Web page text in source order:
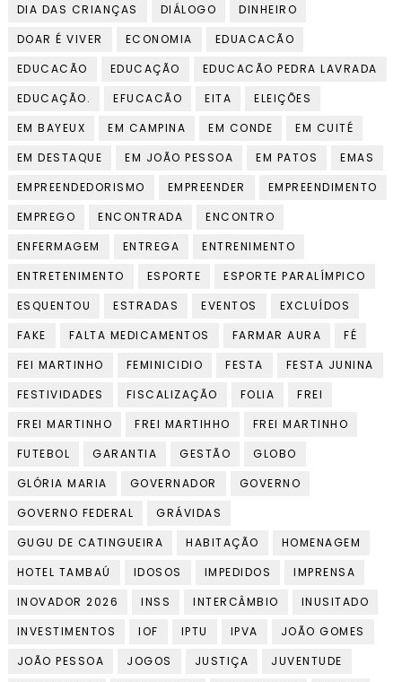
DIA DAS CRIANÇAS
DIÁLOGO
DINHEIRO
DOAR É VIVER
ECONOMIA
EDUACACÃO
EDUCACÃO
EDUCAÇÃO
EDUCACÃO PEDRA LAVRADA
EDUCAÇÃO.
EFUCACÃO EITA
ELEIÇÕES
EM BAYEUX
EM CAMPINA EM CONDE
EM CUITÉ
EM DESTAQUE
EM JOÃO PESSOA EM PATOS
EMAS
EMPREENDEDORISMO
EMPREENDER
EMPREENDIMENTO
EMPREGO
ENCONTRADA
ENCONTRO
ENFERMAGEM
ENTREGA
ENTRENIMENTO
ENTRETENIMENTO
ESPORTE
ESPORTE PARALÍMPICO
ESQUENTOU
ESTRADAS EVENTOS
EXCLUÍDOS
FAKE
FALTA MEDICAMENTOS FARMAR AURA
FÉ
FEI MARTINHO
FEMINICIDIO FESTA
FESTA JUNINA
FESTIVIDADES
FISCALIZAÇÃO FOLIA
FREI
FREI MARTINHO
FREI MARTIHHO
FREI MARTINHO
FUTEBOL
GARANTIA GESTÃO
GLOBO
GLÓRIA MARIA
GOVERNADOR
GOVERNO
GOVERNO FEDERAL
GRÁVIDAS
GUGU DE CATINGUEIRA
HABITAÇÃO
HOMENAGEM
HOTEL TAMBAÚ
IDOSOS IMPEDIDOS
IMPRENSA
INOVADOR 2026
INSS INTERCÂMBIO
INUSITADO
INVESTIMENTOS
IOF IPTU IPVA
JOÃO GOMES
JOÃO PESSOA
JOGOS JUSTIÇA
JUVENTUDE